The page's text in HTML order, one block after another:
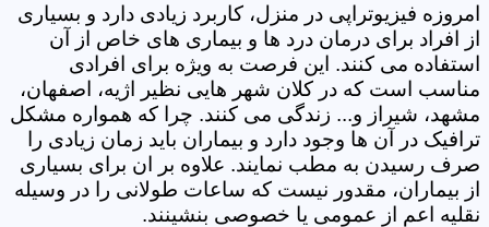
امروزه فیزیوتراپی در منزل، کاربرد زیادی دارد و بسیاری
از افراد برای درمان درد ها و بیماری های خاص از آن
استفاده می کنند. این فرصت به ویژه برای افرادی
مناسب است که در کلان شهر هایی نظیر اژیه، اصفهان،
مشهد، شیراز و... زندگی می کنند. چرا که همواره مشکل
ترافیک در آن ها وجود دارد و بیماران باید زمان زیادی را
صرف رسیدن به مطب نمایند. علاوه بر ان برای بسیاری
از بیماران، مقدور نیست که ساعات طولانی را در وسیله
نقلیه اعم از عمومی یا خصوصی بنشینند.